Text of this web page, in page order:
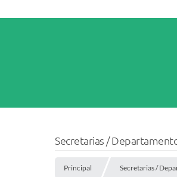
Secretarias /
Principal Secretarias /